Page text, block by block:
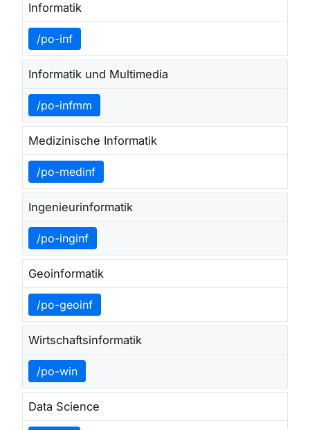
Informatik
/po-inf
Informatik und Multimedia
/po-infmm
Medizinische Informatik
/po-medinf
Ingenieurinformatik
/po-inginf
Geoinformatik
/po-geoinf
Wirtschaftsinformatik
/po-win
Data Science